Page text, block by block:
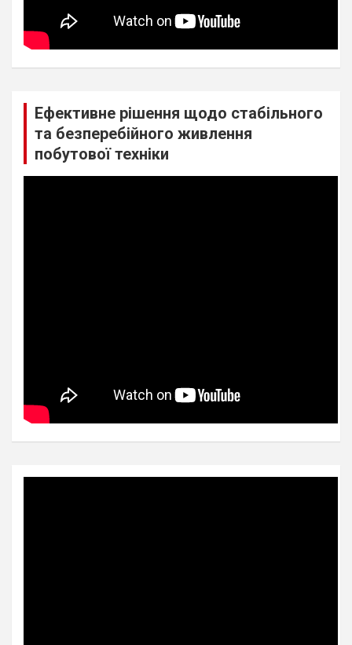
Ефективне рішення щодо стабільного
та безперебійного живлення
побутової техніки